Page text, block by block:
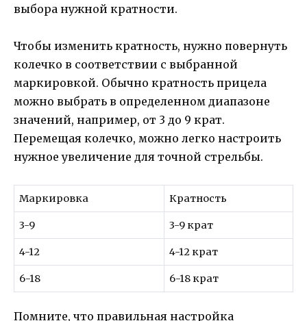
выбора нужной кратности.
Чтобы изменить кратность, нужно повернуть
колечко в соответствии с выбранной
маркировкой. Обычно кратность прицела
можно выбрать в определенном диапазоне
значений, например, от 3 до 9 крат.
Перемещая колечко, можно легко настроить
нужное увеличение для точной стрельбы.
Маркировка Кратность
3-9 3-9 крат
4-12 4-12 крат
6-18 6-18 крат
Помните, что правильная настройка